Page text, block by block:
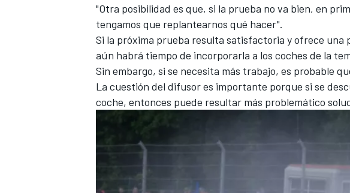
"Otra posibilidad es que, si la prueba no va bien, en
tengamos que replantearnos qué hacer".
Si la próxima prueba resulta satisfactoria y ofrece una
aún habrá tiempo de incorporarla a los coches de la
Sin embargo, si se necesita más trabajo, es probable
La cuestión del difusor es importante porque si se
coche, entonces puede resultar más problemático